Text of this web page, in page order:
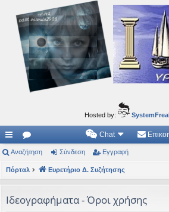
Ιδεογραφήματα
Αυτός ο τόπος φιλοδοξεί να ανοίγει μονοπάτια για τα
Hosted by:
ρή
γο
ς
.
Συ
τή
Chat
Αναζήτηση Σύνδεση Εγγραφή
Πόρταλ Ευρετήριο Δ. Συζήτησης
Ιδεογραφήματα - Όροι χρήσης